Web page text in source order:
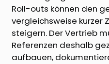
Roll-outs können den
vergleichsweise kurzer
steigern. Der Vertrieb
Referenzen deshalb
aufbauen,